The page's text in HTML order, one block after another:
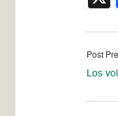
Post
Los